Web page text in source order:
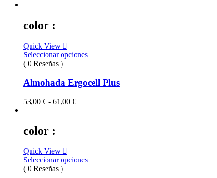
color :
Quick View
Seleccionar opciones
( 0 Reseñas )
Almohada Ergocell Plus
53,00 € - 61,00 €Rango
color :
Quick View
Seleccionar opciones
( 0 Reseñas )